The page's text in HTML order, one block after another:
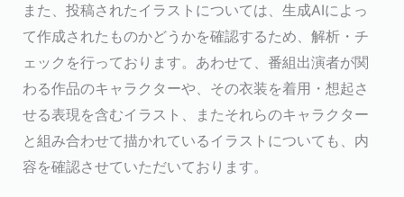
また、投稿されたイラストについては、生成AIによっ
て作成されたものかどうかを確認するため、解析・チ
ェックを行っております。あわせて、番組出演者が関
わる作品のキャラクターや、その衣装を着用・想起さ
せる表現を含むイラスト、またそれらのキャラクター
と組み合わせて描かれているイラストについても、内
容を確認させていただいております。